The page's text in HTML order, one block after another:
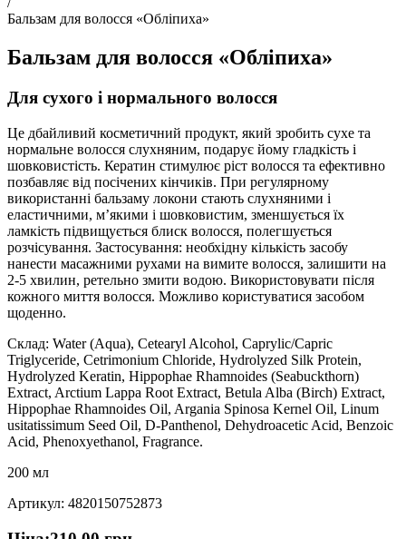
Бальзам для волосся «Обліпиха»
Бальзам для волосся «Обліпиха»
Для сухого і нормального волосся
Це дбайливий косметичний продукт, який зробить сухе та
нормальне волосся слухняним, подарує йому гладкість і
шовковистість. Кератин стимулює ріст волосся та ефективно
позбавляє від посічених кінчиків. При регулярному
використанні бальзаму локони стають слухняними і
еластичними, м’якими і шовковистим, зменшується їх
ламкість підвищується блиск волосся, полегшується
розчісування. Застосування: необхідну кількість засобу
нанести масажними рухами на вимите волосся, залишити на
2-5 хвилин, ретельно змити водою. Використовувати після
кожного миття волосся. Можливо користуватися засобом
щоденно.
Склад: Water (Aqua), Cetearyl Alcohol, Caprylic/Capric
Triglyceride, Cetrimonium Chloride, Hydrolyzed Silk Protein,
Hydrolyzed Keratin, Hippophae Rhamnoides (Seabuckthorn)
Extract, Arctium Lappa Root Extract, Betula Alba (Birch) Extract,
Hippophae Rhamnoides Oil, Argania Spinosa Kernel Oil, Linum
usitatissimum Seed Oil, D-Panthenol, Dehydroacetic Acid, Benzoic
Acid, Phenoxyethanol, Fragrance.
200 мл
Артикул: 4820150752873